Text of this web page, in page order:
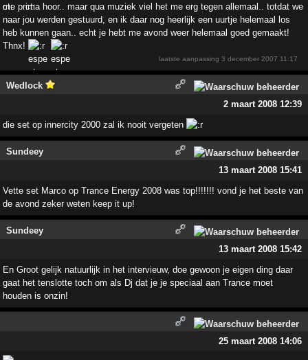
me prima hoor.. maar qua muziek viel het me erg tegen allemaal.. totdat we
naar jou werden gestuurd, en ik daar nog heerlijk een uurtje helemaal los
heb kunnen gaan.. echt je hebt me avond weer helemaal goed gemaakt!
Thnx!
laatste aanpassing3 december 2007 11:17
Wedlock
2 maart 2008 12:39
die set op innercity 2000 zal ik nooit vergeten
Sundeey
13 maart 2008 15:41
Vette set Marco op Trance Energy 2008 was top!!!!!!! vond je het beste van
de avond zeker weten keep it up!
Sundeey
13 maart 2008 15:42
En Groot gelijk natuurlijk in het intervieuw, doe gewoon je eigen ding daar
gaat het tenslotte toch om als Dj dat je je speciaal aan Trance moet
houden is onzin!
25 maart 2008 14:06